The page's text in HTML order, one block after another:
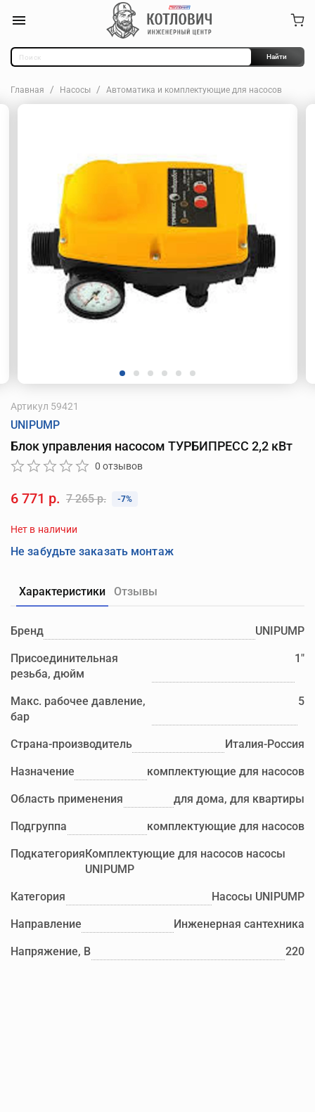
Найти
Главная Насосы Автоматика и комплектующие для насосов
Артикул 59421
UNIPUMP
Блок управления насосом ТУРБИПРЕСС 2,2 кВт
0 отзывов
6 771 р. 7 265 р. -7%
Нет в наличии
Не забудьте заказать монтаж
Характеристики Отзывы
Бренд UNIPUMP
Присоединительная
резьба, дюйм
1"
Макс. рабочее давление,
бар
5
Страна-производитель Италия-Россия
Назначение комплектующие для насосов
Область применения для дома, для квартиры
Подгруппа комплектующие для насосов
ПодкатегорияКомплектующие для насосов насосы
UNIPUMP
Категория Насосы UNIPUMP
Направление Инженерная сантехника
Напряжение, В 220